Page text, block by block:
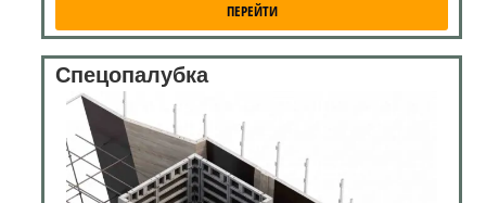
ПЕРЕЙТИ
Спецопалубка